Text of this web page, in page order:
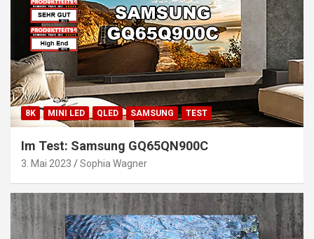
8K MINI LED QLED SAMSUNG TEST
Im Test: Samsung GQ65QN900C
3. Mai 2023 Sophia Wagner